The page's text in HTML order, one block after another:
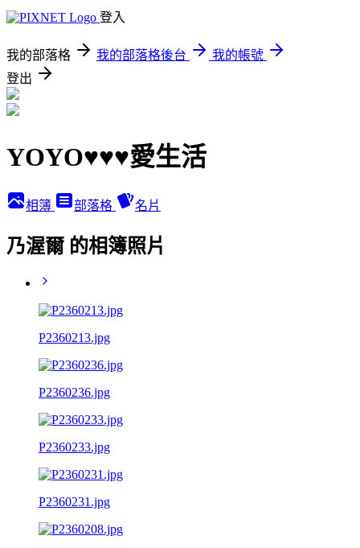
登入
我的部落格 我的部落格後台
我的帳號
登出
YOYO♥♥♥愛生活
相簿 部落格 名片
乃渥爾 的相簿照片
P2360213.jpg
P2360236.jpg
P2360233.jpg
P2360231.jpg